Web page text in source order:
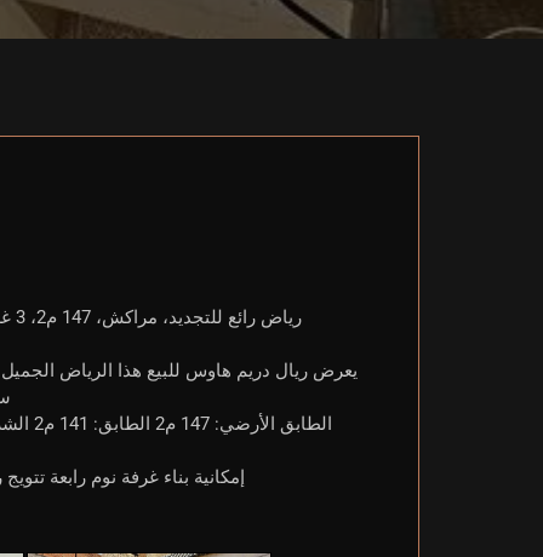
إمكانية بناء غرفة نوم رابعة تتويج رياض السعر: 3,000,000 لمزيد من